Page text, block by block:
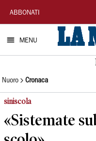
La
Nuova
Sardegna
ABBONATI
MENU
Nuoro Cronaca
siniscola
«Sistemate